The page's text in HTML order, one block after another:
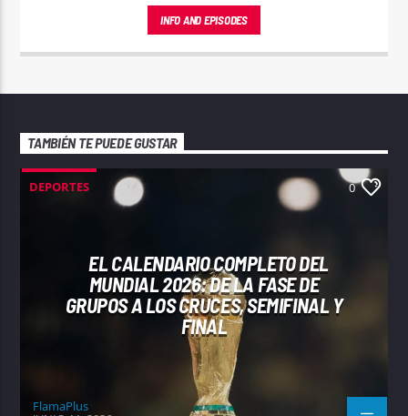
INFO AND EPISODES
TAMBIÉN TE PUEDE GUSTAR
DEPORTES 0
EL CALENDARIO COMPLETO DEL
MUNDIAL 2026: DE LA FASE DE
GRUPOS A LOS CRUCES, SEMIFINAL Y
FINAL
FlamaPlus